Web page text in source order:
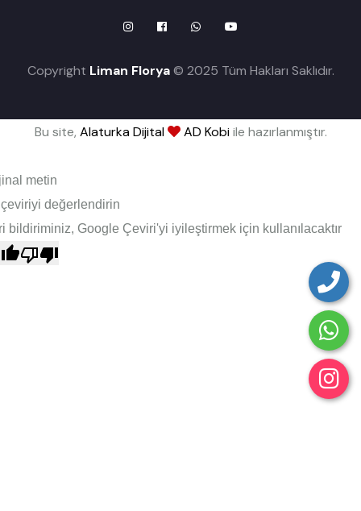
Copyright Liman Florya© 2025 Tüm Hakları Saklıdır.
Bu site, Alaturka Dijital AD Kobiile hazırlanmıştır.
metin
değerlendirin
bildiriminiz, Google Çeviri'yi iyileştirmek için kullanılacaktır